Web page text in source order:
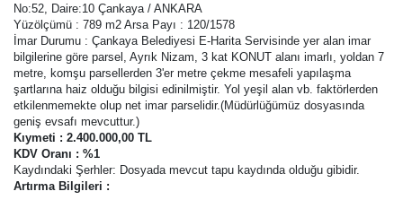
No:52, Daire:10 Çankaya / ANKARA
Yüzölçümü : 789 m2 Arsa Payı : 120/1578
İmar Durumu : Çankaya Belediyesi E-Harita Servisinde yer alan imar
bilgilerine göre parsel, Ayrık Nizam, 3 kat KONUT alanı imarlı, yoldan 7
metre, komşu parsellerden 3'er metre çekme mesafeli yapılaşma
şartlarına haiz olduğu bilgisi edinilmiştir. Yol yeşil alan vb. faktörlerden
etkilenmemekte olup net imar parselidir.(Müdürlüğümüz dosyasında
geniş evsafı mevcuttur.)
Kıymeti : 2.400.000,00 TL
KDV Oranı : %1
Kaydındaki Şerhler: Dosyada mevcut tapu kaydında olduğu gibidir.
Artırma Bilgileri :